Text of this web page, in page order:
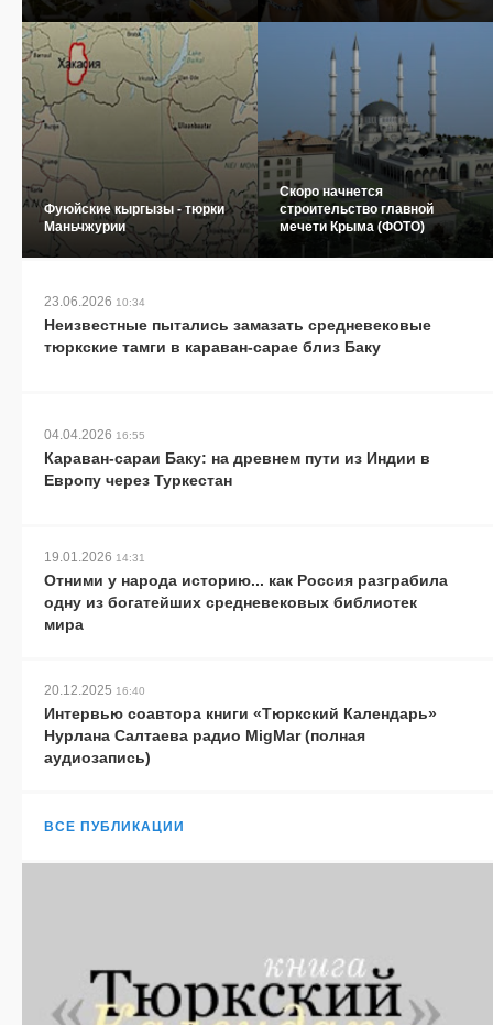
Фуюйские кыргызы - тюрки
Маньчжурии
Скоро начнется
строительство главной
мечети Крыма (ФОТО)
23.06.2026 10:34
Неизвестные пытались замазать средневековые
тюркские тамги в караван-сарае близ Баку
04.04.2026 16:55
Караван-сараи Баку: на древнем пути из Индии в
Европу через Туркестан
19.01.2026 14:31
Отними у народа историю... как Россия разграбила
одну из богатейших средневековых библиотек
мира
20.12.2025 16:40
Интервью соавтора книги «Тюркский Календарь»
Нурлана Салтаева радио MigMar (полная
аудиозапись)
ВСЕ ПУБЛИКАЦИИ